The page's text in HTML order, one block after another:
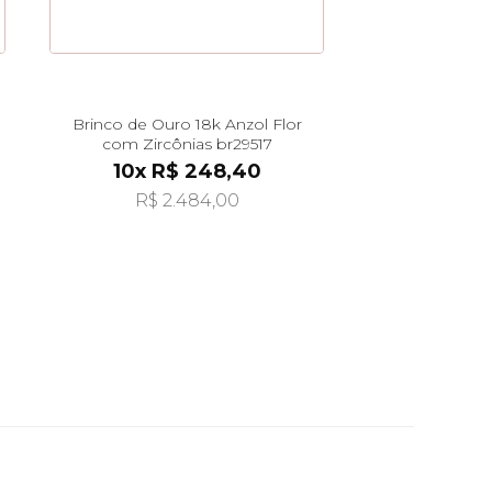
Brinco de Ouro 18k Anzol Flor
com Zircônias br29517
10x R$ 248,40
R$ 2.484,00